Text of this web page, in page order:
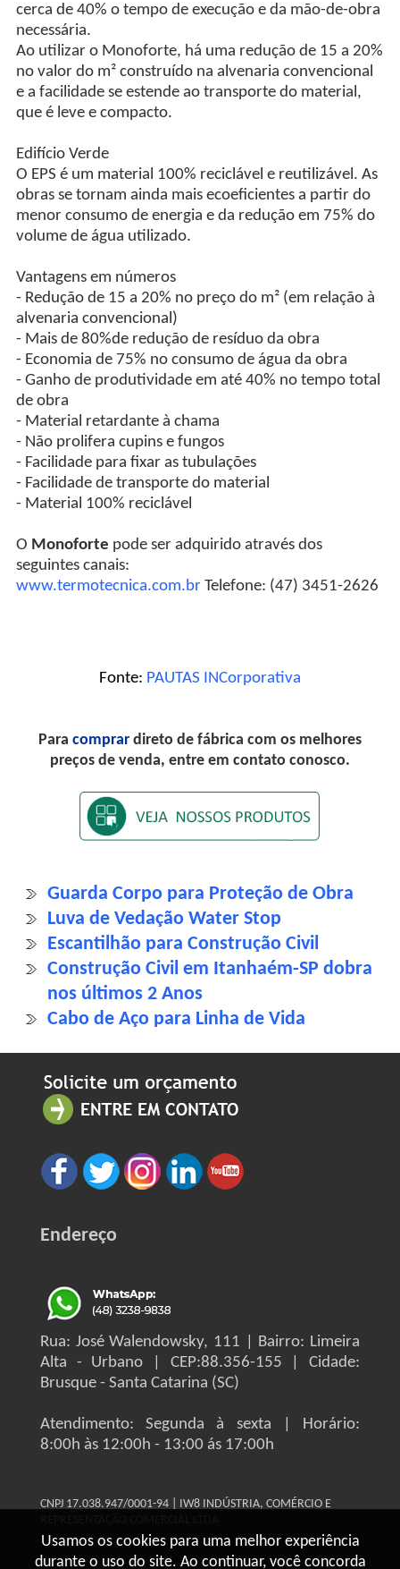
Usamos os cookies para uma melhor experiência
durante o uso do site. Ao continuar, você concorda
cerca de 40% o tempo de execução e da mão-de-obra
necessária.
Ao utilizar o Monoforte, há uma redução de 15 a 20%
no valor do m² construído na alvenaria convencional
e a facilidade se estende ao transporte do material,
que é leve e compacto.
Edifício Verde
O EPS é um material 100% reciclável e reutilizável. As
obras se tornam ainda mais ecoeficientes a partir do
menor consumo de energia e da redução em 75% do
volume de água utilizado.
Vantagens em números
- Redução de 15 a 20% no preço do m² (em relação à
alvenaria convencional)
- Mais de 80%de redução de resíduo da obra
- Economia de 75% no consumo de água da obra
- Ganho de produtividade em até 40% no tempo total
de obra
- Material retardante à chama
- Não prolifera cupins e fungos
- Facilidade para fixar as tubulações
- Facilidade de transporte do material
- Material 100% reciclável
O Monoforte pode ser adquirido através dos
seguintes canais:
www.termotecnica.com.brTelefone: (47) 3451-2626
Fonte: PAUTAS INCorporativa
Para comprar direto de fábrica com os melhores
preços de venda, entre em contato conosco.
Guarda Corpo para Proteção de Obra
Luva de Vedação Water Stop
Escantilhão para Construção Civil
Construção Civil em Itanhaém-SP dobra
nos últimos 2 Anos
Cabo de Aço para Linha de Vida
Endereço
Rua: José Walendowsky, 111 | Bairro: Limeira
Alta - Urbano | CEP:88.356-155 | Cidade:
Brusque - Santa Catarina (SC)
Atendimento: Segunda à sexta | Horário:
8:00h às 12:00h - 13:00 ás 17:00h
CNPJ 17.038.947/0001-94 | IW8 INDÚSTRIA, COMÉRCIO E